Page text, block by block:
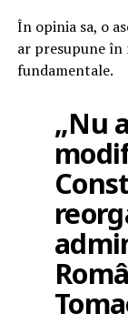
În opinia sa, o
ar presupune în
fundamentale.
„Nu